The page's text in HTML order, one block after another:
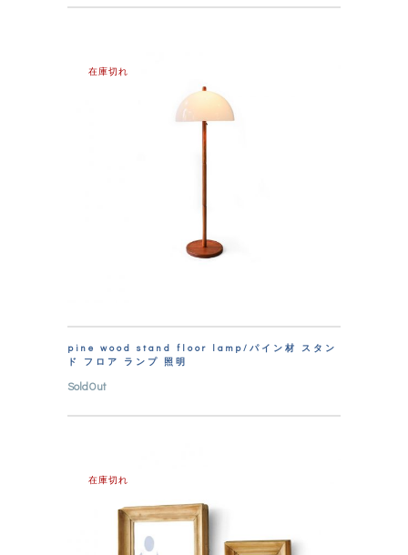
在庫切れ
pine wood stand floor lamp/パイン材 スタン
ド フロア ランプ 照明
SoldOut
在庫切れ